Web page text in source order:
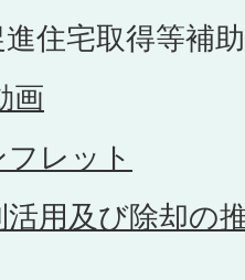
住宅取得等補
画
レット
活用及び除却の